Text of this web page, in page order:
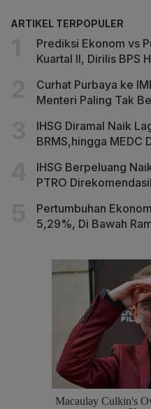
ARTIKEL TERPOPULER
Prediksi Ekonom vs
Kuartal II, Dirilis BPS
Curhat Purbaya ke
Menteri Paling Tak
IHSG Diramal Naik
BRMS,hingga MEDC
IHSG Berpeluang
PTRO
Pertumbuhan
5,29%, Di Bawah